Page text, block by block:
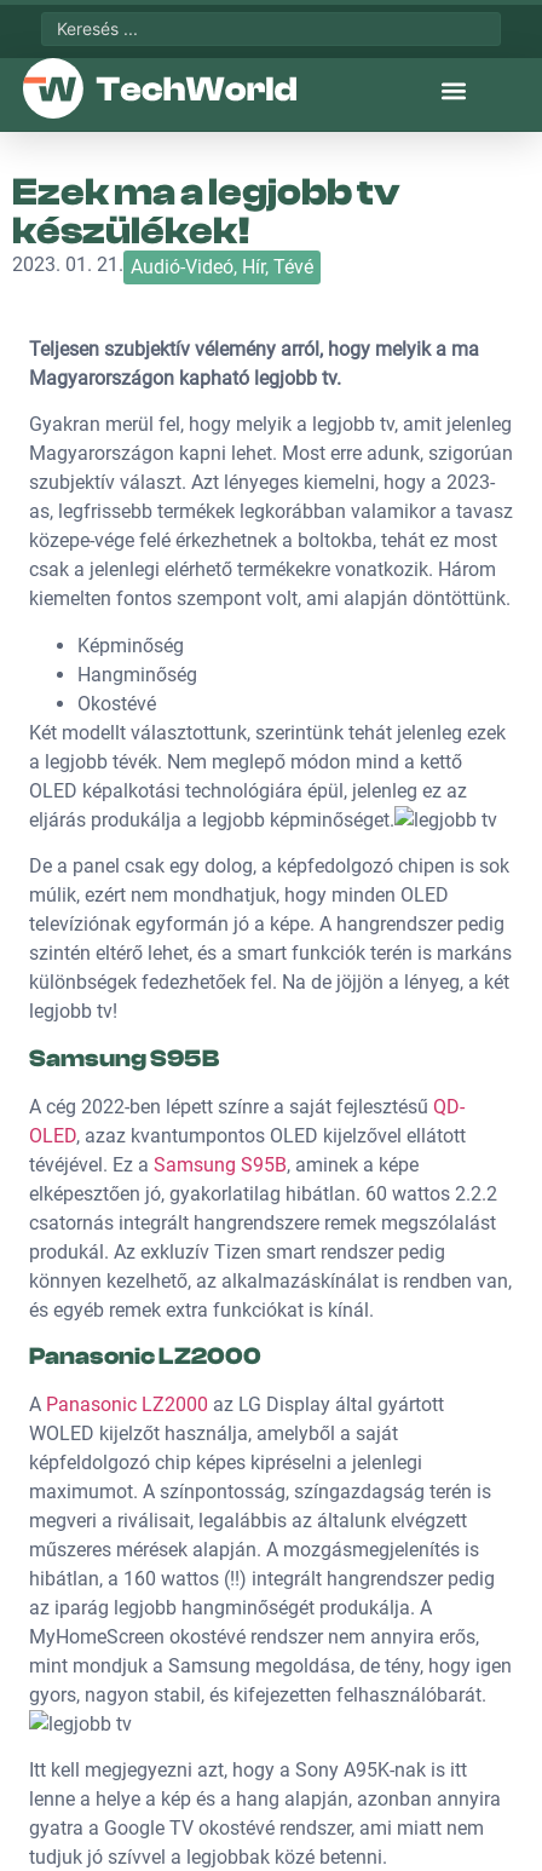
Ezek ma a legjobb tv
készülékek!
2023. 01. 21. Audió-Videó, Hír, Tévé
Teljesen szubjektív vélemény arról, hogy melyik a ma
Magyarországon kapható legjobb tv.
Gyakran merül fel, hogy melyik a legjobb tv, amit jelenleg
Magyarországon kapni lehet. Most erre adunk, szigorúan
szubjektív választ. Azt lényeges kiemelni, hogy a 2023-
as, legfrissebb termékek legkorábban valamikor a tavasz
közepe-vége felé érkezhetnek a boltokba, tehát ez most
csak a jelenlegi elérhető termékekre vonatkozik. Három
kiemelten fontos szempont volt, ami alapján döntöttünk.
Képminőség
Hangminőség
Okostévé
Két modellt választottunk, szerintünk tehát jelenleg ezek
a legjobb tévék. Nem meglepő módon mind a kettő
OLED képalkotási technológiára épül, jelenleg ez az
eljárás produkálja a legjobb képminőséget.
De a panel csak egy dolog, a képfedolgozó chipen is sok
múlik, ezért nem mondhatjuk, hogy minden OLED
televíziónak egyformán jó a képe. A hangrendszer pedig
szintén eltérő lehet, és a smart funkciók terén is markáns
különbségek fedezhetőek fel. Na de jöjjön a lényeg, a két
legjobb tv!
Samsung S95B
A cég 2022-ben lépett színre a saját fejlesztésű QD-
OLED, azaz kvantumpontos OLED kijelzővel ellátott
tévéjével. Ez a Samsung S95B, aminek a képe
elképesztően jó, gyakorlatilag hibátlan. 60 wattos 2.2.2
csatornás integrált hangrendszere remek megszólalást
produkál. Az exkluzív Tizen smart rendszer pedig
könnyen kezelhető, az alkalmazáskínálat is rendben van,
és egyéb remek extra funkciókat is kínál.
Panasonic LZ2000
A Panasonic LZ2000 az LG Display által gyártott
WOLED kijelzőt használja, amelyből a saját
képfeldolgozó chip képes kipréselni a jelenlegi
maximumot. A színpontosság, színgazdagság terén is
megveri a riválisait, legalábbis az általunk elvégzett
műszeres mérések alapján. A mozgásmegjelenítés is
hibátlan, a 160 wattos (!!) integrált hangrendszer pedig
az iparág legjobb hangminőségét produkálja. A
MyHomeScreen okostévé rendszer nem annyira erős,
mint mondjuk a Samsung megoldása, de tény, hogy igen
gyors, nagyon stabil, és kifejezetten felhasználóbarát.
Itt kell megjegyezni azt, hogy a Sony A95K-nak is itt
lenne a helye a kép és a hang alapján, azonban annyira
gyatra a Google TV okostévé rendszer, ami miatt nem
tudjuk jó szívvel a legjobbak közé betenni.